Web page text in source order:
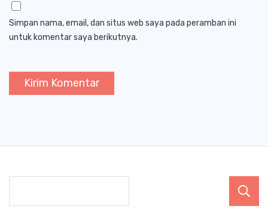
Simpan nama, email, dan situs web saya pada peramban ini
untuk komentar saya berikutnya.